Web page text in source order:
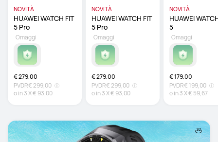
NOVITÀ
HUAWEI WATCH FIT
€ 279,00
PVDR€ 299,00
o in3X€ 93,00
Omaggi
NOVITÀ
HUAWEI WATCH FIT
€ 279,00
PVDR€ 299,00
o in3X€ 93,00
Omaggi
NOVITÀ
HUAWEI
€ 179,00
PVDR€ 199,00
o in3X€ 59,67
Omaggi